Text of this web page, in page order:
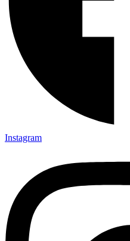
Instagram